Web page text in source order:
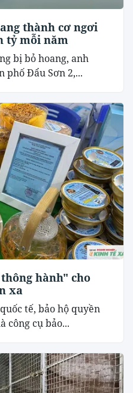
thành cơ ngơi
tỷ mỗi năm
bị bỏ hoang, anh
phố Đẩu Sơn 2,...
hành" cho
xa
tế, bảo hộ quyền
công cụ bảo...